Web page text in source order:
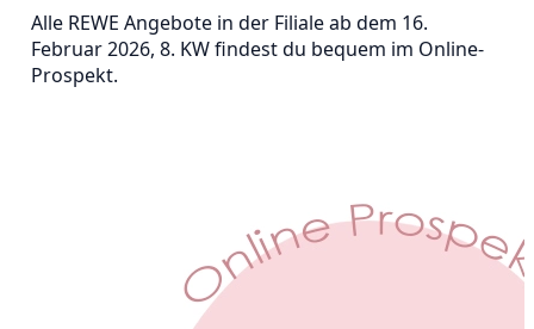
Alle REWE Angebote in der Filiale ab dem 16.
Februar 2026, 8. KW findest du bequem im Online-
Prospekt.